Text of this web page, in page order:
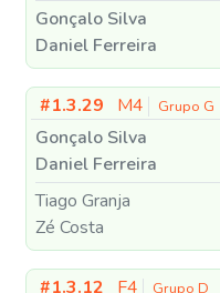
Gonçalo Silva
Daniel Ferreira
#1.3.29 M4 Grupo G
Gonçalo Silva
Daniel Ferreira
Tiago Granja
Zé Costa
#1.3.12 F4 Grupo D